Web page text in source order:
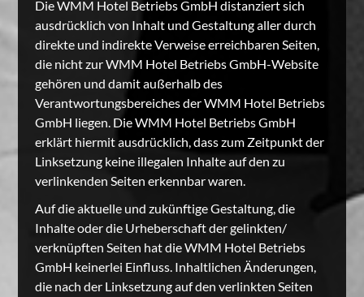
Die WMM Hotel Betriebs GmbH distanziert sich
ausdrücklich von Inhalt und Gestaltung aller durch
direkte und indirekte Verweise erreichbaren Seiten,
die nicht zur WMM Hotel Betriebs GmbH-Website
gehören und damit außerhalb des
Verantwortungsbereiches der WMM Hotel Betriebs
GmbH liegen. Die WMM Hotel Betriebs GmbH
erklärt hiermit ausdrücklich, dass zum Zeitpunkt der
Linksetzung keine illegalen Inhalte auf den zu
verlinkenden Seiten erkennbar waren.
Auf die aktuelle und zukünftige Gestaltung, die
Inhalte oder die Urheberschaft der gelinkten/
verknüpften Seiten hat die WMM Hotel Betriebs
GmbH keinerlei Einfluss. Inhaltlichen Änderungen,
die nach der Linksetzung auf den verlinkten Seiten